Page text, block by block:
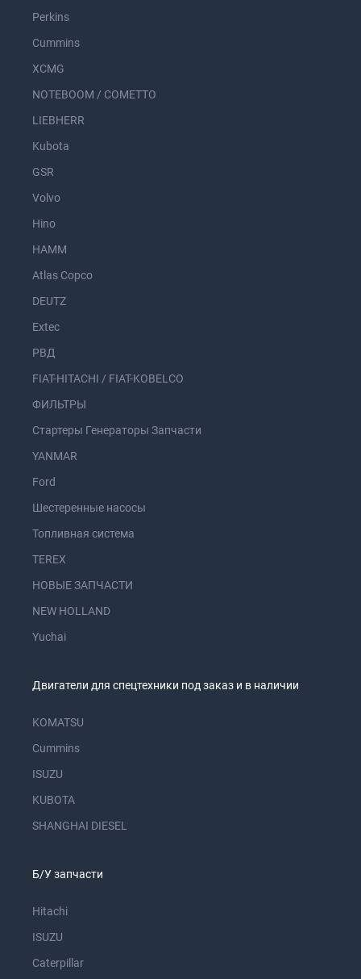
Perkins
Cummins
XCMG
NOTEBOOM / COMETTO
LIEBHERR
Kubota
GSR
Volvo
Hino
HAMM
Atlas Copco
DEUTZ
Extec
РВД
FIAT-HITACHI / FIAT-KOBELCO
ФИЛЬТРЫ
Стартеры Генераторы Запчасти
YANMAR
Ford
Шестеренные насосы
Топливная система
TEREX
НОВЫЕ ЗАПЧАСТИ
NEW HOLLAND
Yuchai
Двигатели для спецтехники под заказ и в наличии
KOMATSU
Cummins
ISUZU
KUBOTA
SHANGHAI DIESEL
Б/У запчасти
Hitachi
ISUZU
Caterpillar